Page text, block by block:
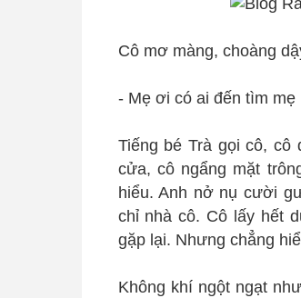
Cô mơ màng, choàng
- Mẹ ơi có ai đến tìm
Tiếng bé Trà gọi cô,
cửa, cô ngẩng mặt
hiểu. Anh nở nụ cười
chỉ nhà cô. Cô lấy hết
gặp lại. Nhưng chẳng
Không khí ngột ngạt